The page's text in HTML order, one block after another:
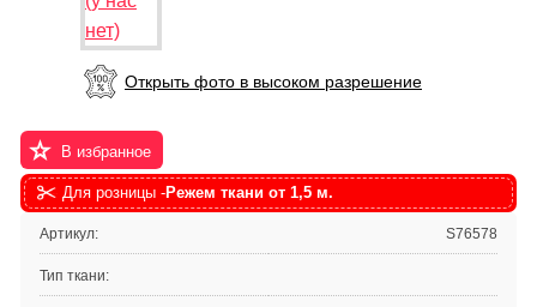
Открыть фото в высоком разрешение
В избранное
Для розницы -Режем ткани от 1,5 м.
Артикул: S76578
Тип ткани: